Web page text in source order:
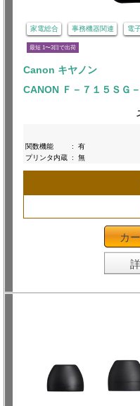
家電総合 事務機器関連 電
最短 1〜3日で出荷
Canon キヤノン
CANON Ｆ－７１５ＳＧ
関数機能
:
有
プリンタ内蔵 : 無
カ